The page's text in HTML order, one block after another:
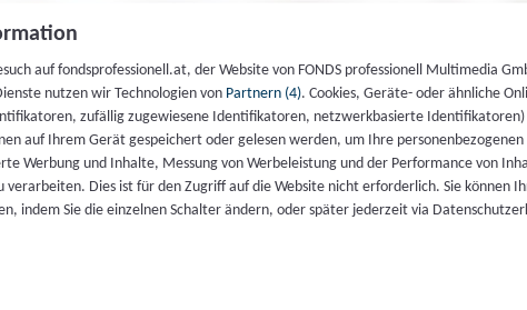
auf fondsprofessionell.at, der Website von FONDS professionell Multimedia
nutzen wir Technologien von Partnern (4). Cookies, Geräte- oder ähnliche
zufällig zugewiesene Identifikatoren, netzwerkbasierte Identifikatoren)
auf Ihrem Gerät gespeichert oder gelesen werden, um Ihre
Werbung und Inhalte, Messung von Werbeleistung und der Performance von
verarbeiten. Dies ist für den Zugriff auf die Website nicht erforderlich. Sie können
indem Sie die einzelnen Schalter ändern, oder später jederzeit via